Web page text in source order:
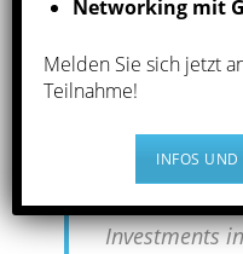
Der Immobilienmarkt
Investments und wir
Vertrauensperson vor
Immobilien in Panama
Rentabel,
Investments
Networking mit
Melden Sie sich jetzt
Teilnahme!
INFOS